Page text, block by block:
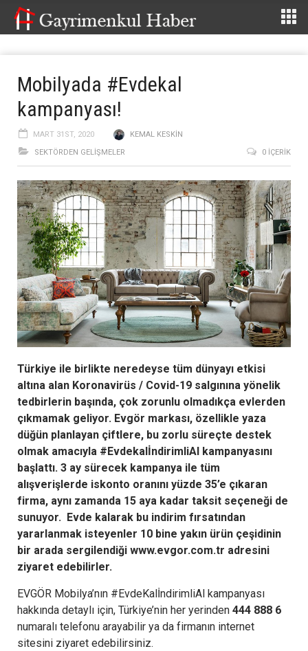
Mobilyada #Evdekal
kampanyası!
MART 31ST, 2020
KEMAL KESKIN
SEKTÖRDEN GELIŞMELER
0 İÇERIK
Türkiye ile birlikte neredeyse tüm dünyayı etkisi
altına alan Koronavirüs / Covid-19 salgınına yönelik
tedbirlerin başında, çok zorunlu olmadıkça evlerden
çıkmamak geliyor. Evgör markası, özellikle yaza
düğün planlayan çiftlere, bu zorlu süreçte destek
olmak amacıyla #EvdekalİndirimliAl kampanyasını
başlattı. 3 ay sürecek kampanya ile tüm
alışverişlerde iskonto oranını yüzde 35’e çıkaran
firma, aynı zamanda 15 aya kadar taksit seçeneği de
sunuyor. Evde kalarak bu indirim fırsatından
yararlanmak isteyenler 10 bine yakın ürün çeşidinin
bir arada sergilendiği www.evgor.com.tr adresini
ziyaret edebilirler.
EVGÖR Mobilya’nın #EvdeKalİndirimliAl kampanyası
hakkında detaylı için, Türkiye’nin her yerinden 444 888 6
numaralı telefonu arayabilir ya da firmanın internet
sitesini ziyaret edebilirsiniz.